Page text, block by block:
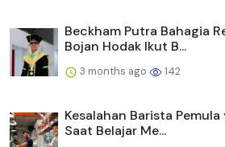
Beckham Putra Bahagia
Bojan Hodak Ikut B...
3 months ago 142
Kesalahan Barista
Saat Belajar Me...